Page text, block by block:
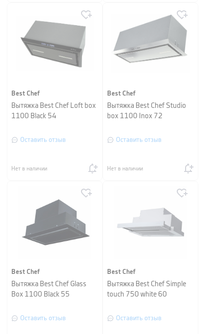
Best Chef
Вытяжка Best Chef Loft box
1100 Black 54
Оставить отзыв
Нет в наличии
Best Chef
Вытяжка Best Chef Studio
box 1100 Inox 72
Оставить отзыв
Нет в наличии
Best Chef
Вытяжка Best Chef Glass
Box 1100 Black 55
Оставить отзыв
Best Chef
Вытяжка Best Chef Simple
touch 750 white 60
Оставить отзыв